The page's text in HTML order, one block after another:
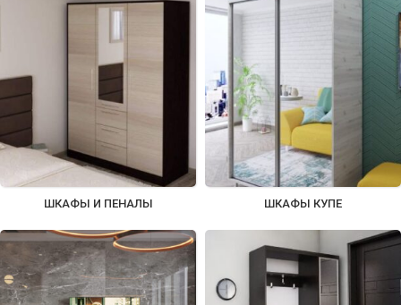
ШКАФЫ И ПЕНАЛЫ ШКАФЫ КУПЕ